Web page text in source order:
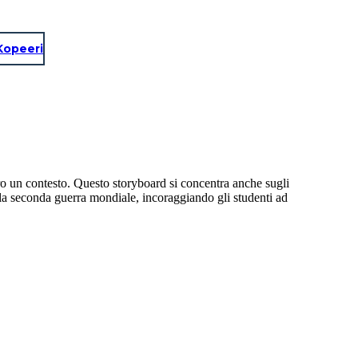
contesto. Questo storyboard si concentra anche sugli
guerra mondiale, incoraggiando gli studenti ad